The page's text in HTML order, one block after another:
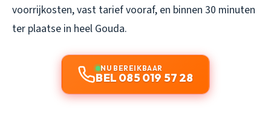
voorrijkosten, vast tarief vooraf, en binnen 30 minuten
ter plaatse in heel Gouda.
NU BEREIKBAAR
BEL 085 019 57 28